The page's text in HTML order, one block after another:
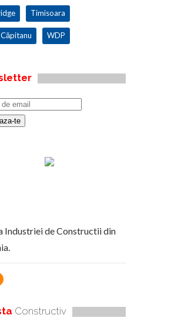
Timisoara
WDP
Industriei de Constructii din
Constructiv